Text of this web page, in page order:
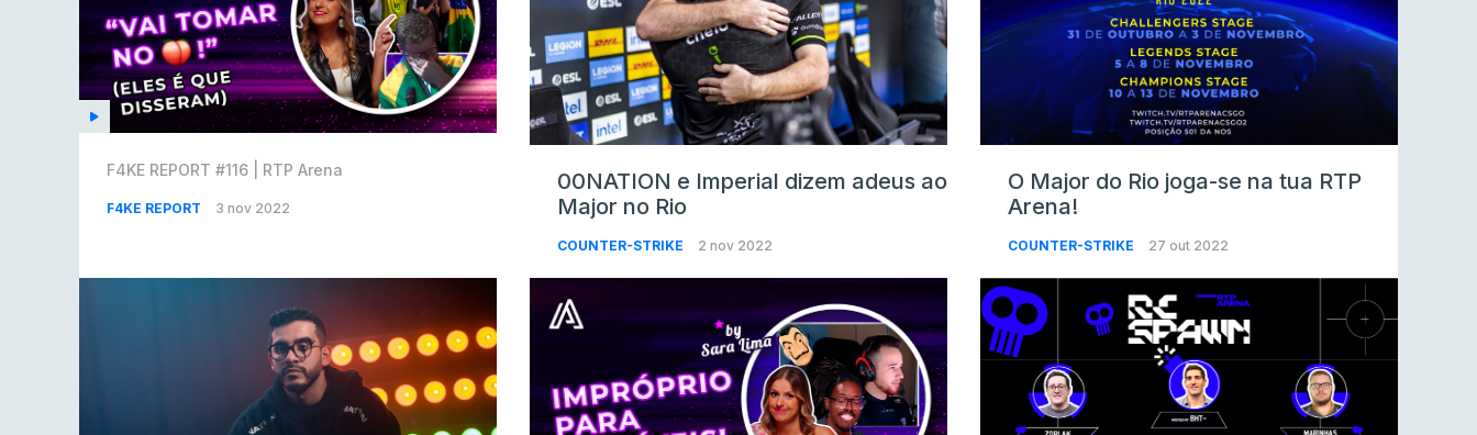
F4KE REPORT #116 | RTP Arena
F4KE REPORT 3 nov 2022
00NATION e Imperial dizem adeus ao
Major no Rio
COUNTER-STRIKE 2 nov 2022
O Major do Rio joga-se na tua RTP
Arena!
COUNTER-STRIKE 27 out 2022